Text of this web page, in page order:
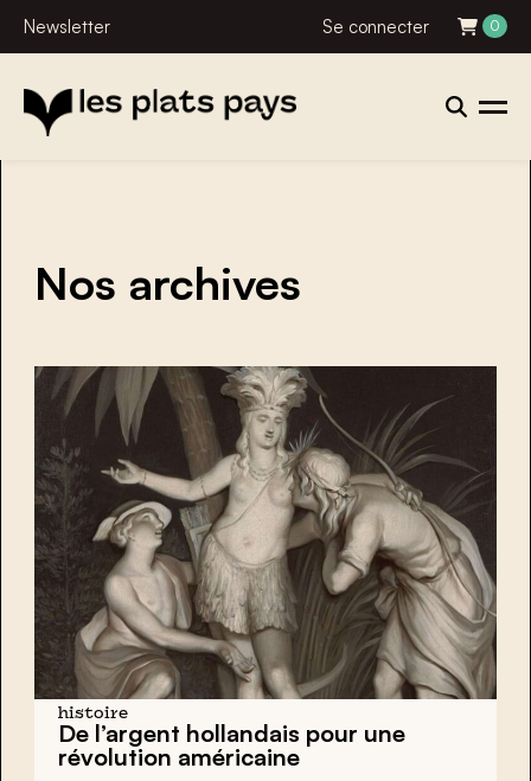
Newsletter Se connecter 0
Nos archives
histoire
De l’argent hollandais pour une
révolution américaine